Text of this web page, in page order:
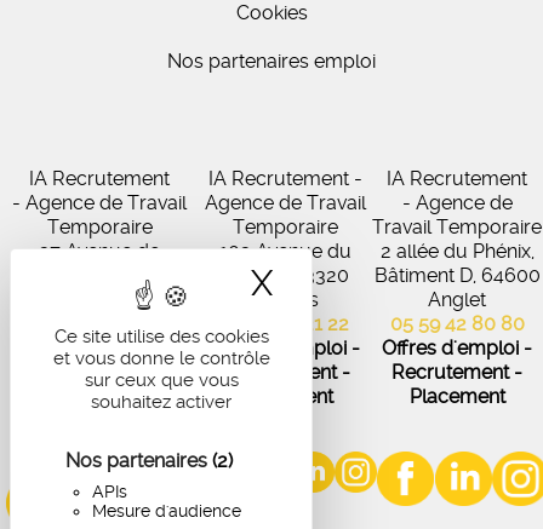
Ce site utilise des cookies
et vous donne le contrôle
sur ceux que vous
souhaitez activer
Nos partenaires (2)
APIs
Mesure d'audience
X Masquer le
Cookies
Nos partenaires emploi
IA Recrutement
- Agence de Travail
Temporaire
27 Avenue de
Virecourt, 33370
Artigues-près-
Bordeaux
05 56 67 48 57
Offres d'emploi -
Recrutement -
IA Recrutement -
Agence de Travail
Temporaire
102 Avenue du
Médoc, 33320
Eysines
05 56 45 21 22
Offres d'emploi -
Recrutement -
Placement
IA Recrutement
- Agence de
Travail Temporaire
2 allée du Phénix,
Bâtiment D, 64600
Anglet
05 59 42 80 80
Offres d'emploi -
Recrutement -
Placement